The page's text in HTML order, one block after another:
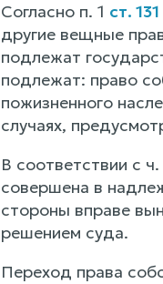
Согласно п. 1 ст.
другие вещные
подлежат
подлежат: право
пожизненного
случаях,
В соответствии с ч.
совершена в
стороны вправе
решением суда.
Переход права